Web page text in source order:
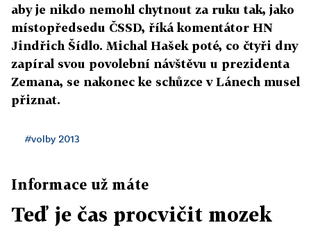
aby je nikdo nemohl chytnout za ruku tak, jako
místopředsedu ČSSD, říká komentátor HN
Jindřich Šídlo. Michal Hašek poté, co čtyři dny
zapíral svou povolební návštěvu u prezidenta
Zemana, se nakonec ke schůzce v Lánech musel
přiznat.
#volby 2013
Informace už máte
Teď je čas procvičit mozek